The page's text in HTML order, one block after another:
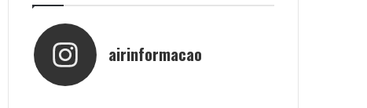
airinformacao